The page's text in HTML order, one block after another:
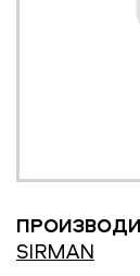
SIRMAN